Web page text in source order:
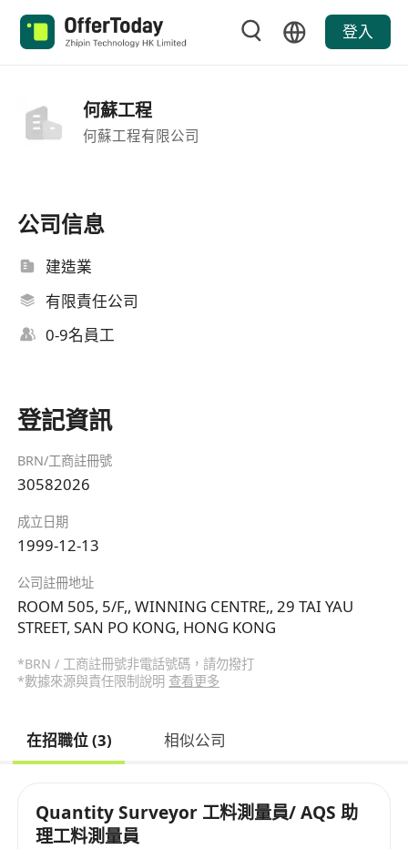
登入
何蘇工程
何蘇工程有限公司
公司信息
建造業
有限責任公司
0-9名員工
登記資訊
BRN/工商註冊號
30582026
成立日期
1999-12-13
公司註冊地址
ROOM 505, 5/F,, WINNING CENTRE,, 29 TAI YAU
STREET, SAN PO KONG, HONG KONG
*BRN / 工商註冊號非電話號碼，請勿撥打
*數據來源與責任限制說明 查看更多
在招職位 (3) 相似公司
Quantity Surveyor 工料測量員/ AQS 助
理工料測量員